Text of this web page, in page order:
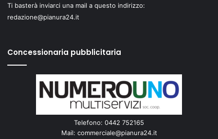
Ti basterà inviarci una mail a questo indirizzo:
redazione@pianura24.it
Concessionaria pubblicitaria
Telefono: 0442 752165
Mail: commerciale@pianura24.it